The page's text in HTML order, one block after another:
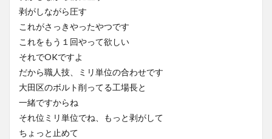
剥がしながら圧す
これがさっきやったやつです
これをもう１回やって欲しい
それでOKですよ
だから職人技、ミリ単位の合わせです
大田区のボルト削ってる工場長と
一緒ですからね
それ位ミリ単位でね、もっと剥がして
ちょっと止めて